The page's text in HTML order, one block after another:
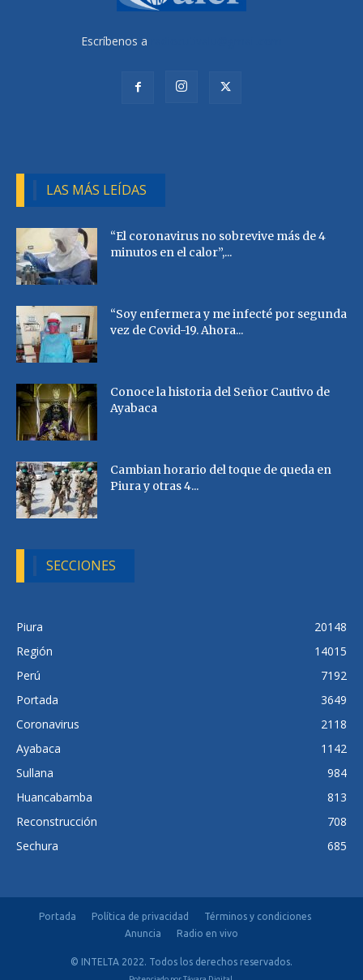
Escríbenos a
LAS MÁS LEÍDAS
“El coronavirus no sobrevive más de 4
minutos en el calor”,...
“Soy enfermera y me infecté por segunda
vez de Covid-19. Ahora...
Conoce la historia del Señor Cautivo de
Ayabaca
Cambian horario del toque de queda en
Piura y otras 4...
SECCIONES
Piura
20148
Región
14015
Perú
7192
Portada
3649
Coronavirus
2118
Ayabaca
1142
Sullana
984
Huancabamba
813
Reconstrucción
708
Sechura
685
Portada Política de privacidad
Términos y condiciones
Anuncia
Radio en vivo
© INTELTA 2022. Todos los derechos reservados.